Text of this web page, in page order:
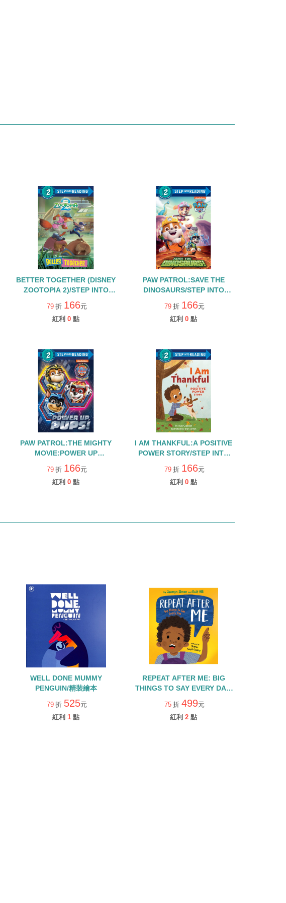
BETTER TOGETHER (DISNEY
ZOOTOPIA 2)/STEP INTO
READING/L2
79 折 166元
紅利 0 點
PAW PATROL:SAVE THE
DINOSAURS/STEP INTO
READING/LEVEL 2
79 折 166元
紅利 0 點
PAW PATROL:THE MIGHTY
MOVIE:POWER UP
PUPS!/STEP INTO
READING/LEVEL 2
79 折 166元
紅利 0 點
I AM THANKFUL:A POSITIVE
POWER STORY/STEP INTO
READING/LEVEL 2
79 折 166元
紅利 0 點
WELL DONE MUMMY
PENGUIN/精裝繪本
79 折 525元
紅利 1 點
REPEAT AFTER ME: BIG
THINGS TO SAY EVERY DAY/
精裝繪本
75 折 499元
紅利 2 點